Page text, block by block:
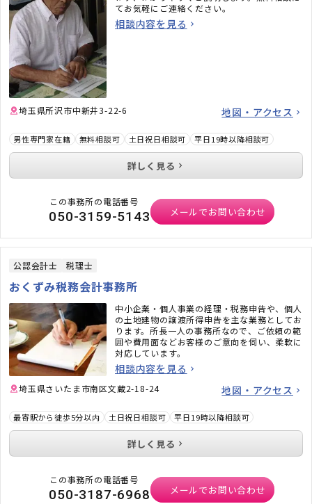
てお気軽にご連絡ください。
相談内容を見る
埼玉県所沢市中新井3-22-6 地図・アクセス
男性専門家在籍 無料相談可 土日祝日相談可 平日19時以降相談可
詳しく見る
この事務所の電話番号
050-3159-5143 メールでお問い合わせ
公認会計士 税理士
おくずみ税務会計事務所
中小企業・個人事業の経理・税務申告や、個人
の土地建物の譲渡所得申告を主な業務としてお
ります。所長一人の事務所なので、ご依頼の範
囲や費用面などお客様のご意向を伺い、柔軟に
対応しています。
相談内容を見る
埼玉県さいたま市南区文蔵2-18-24 地図・アクセス
最寄駅から徒歩5分以内 土日祝日相談可 平日19時以降相談可
詳しく見る
この事務所の電話番号
050-3187-6968 メールでお問い合わせ